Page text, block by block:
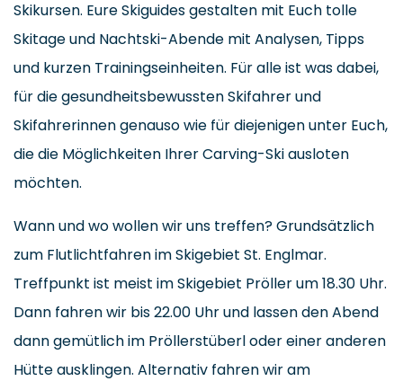
Skikursen. Eure Skiguides gestalten mit Euch tolle
Skitage und Nachtski-Abende mit Analysen, Tipps
und kurzen Trainingseinheiten. Für alle ist was dabei,
für die gesundheitsbewussten Skifahrer und
Skifahrerinnen genauso wie für diejenigen unter Euch,
die die Möglichkeiten Ihrer Carving-Ski ausloten
möchten.
Wann und wo wollen wir uns treffen? Grundsätzlich
zum Flutlichtfahren im Skigebiet St. Englmar.
Treffpunkt ist meist im Skigebiet Pröller um 18.30 Uhr.
Dann fahren wir bis 22.00 Uhr und lassen den Abend
dann gemütlich im Pröllerstüberl oder einer anderen
Hütte ausklingen. Alternativ fahren wir am